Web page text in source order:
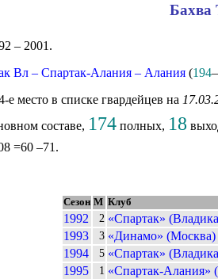
Бахва
– 2001.
Вл – Спартак-Алания – Алания(194–
е место в списке гвардейцев на
составе, 174полных, 18
=60 –71.
Сезон М Клуб
1992 2 «Спартак»
1993
3 «Динамо» (Москва)
1994
5 «Спартак»
1995
1 «Спартак-Алания»